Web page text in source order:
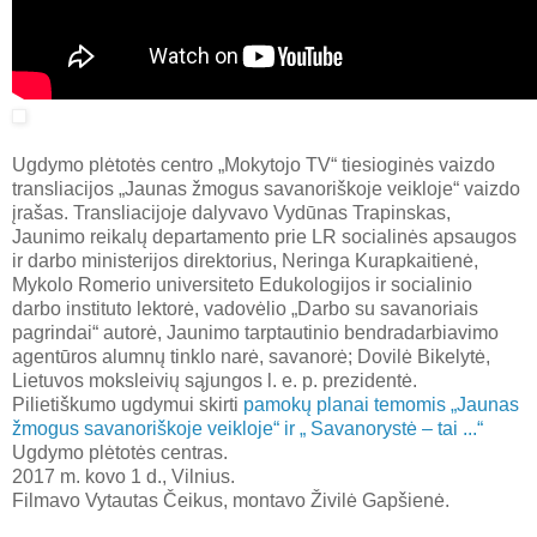
Ugdymo plėtotės centro „Mokytojo TV“ tiesioginės vaizdo
transliacijos „Jaunas žmogus savanoriškoje veikloje“ vaizdo
įrašas. Transliacijoje dalyvavo Vydūnas Trapinskas,
Jaunimo reikalų departamento prie LR socialinės apsaugos
ir darbo ministerijos direktorius, Neringa Kurapkaitienė,
Mykolo Romerio universiteto Edukologijos ir socialinio
darbo instituto lektorė, vadovėlio „Darbo su savanoriais
pagrindai“ autorė, Jaunimo tarptautinio bendradarbiavimo
agentūros alumnų tinklo narė, savanorė; Dovilė Bikelytė,
Lietuvos moksleivių sąjungos l. e. p. prezidentė.
Pilietiškumo ugdymui skirti pamokų planai temomis „Jaunas
žmogus savanoriškoje veikloje“ ir „ Savanorystė – tai ...“
Ugdymo plėtotės centras.
2017 m. kovo 1 d., Vilnius.
Filmavo Vytautas Čeikus, montavo Živilė Gapšienė.